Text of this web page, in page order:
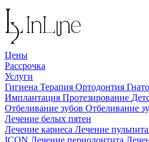
Цены
Рассрочка
Услуги
Гигиена Терапия Ортодонтия
Имплантация Протезирование
Отбеливание зубов Отбеливание
Лечение белых пятен
Лечение кариеса Лечение пульпита
ICON Лечение периодонтита